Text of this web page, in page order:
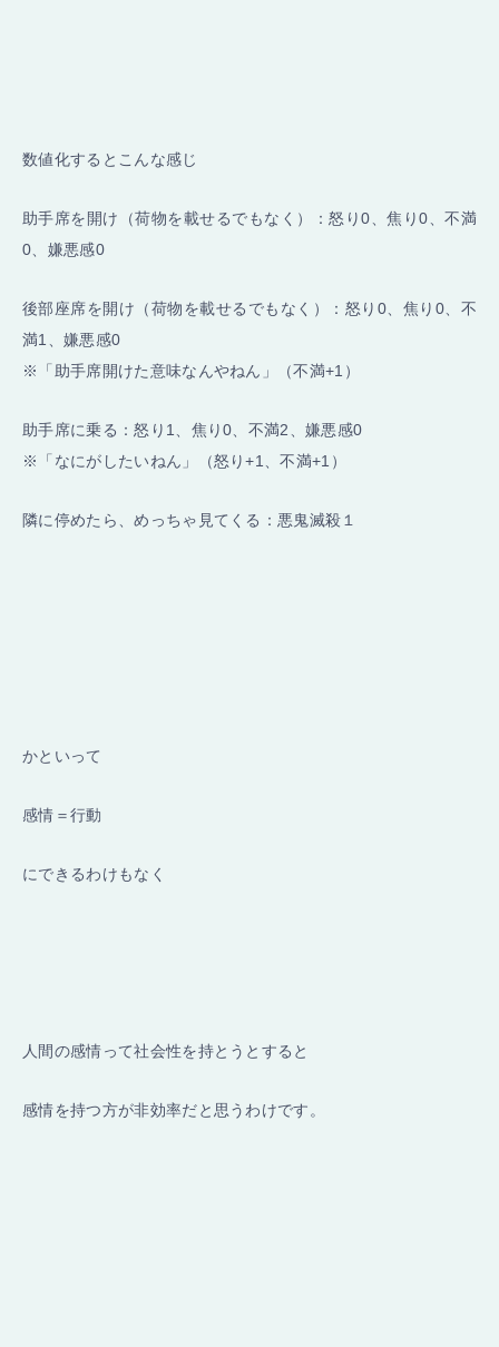
数値化するとこんな感じ
助手席を開け（荷物を載せるでもなく）：怒り0、焦り0、不満
0、嫌悪感0
後部座席を開け（荷物を載せるでもなく）：怒り0、焦り0、不
満1、嫌悪感0
※「助手席開けた意味なんやねん」（不満+1）
助手席に乗る：怒り1、焦り0、不満2、嫌悪感0
※「なにがしたいねん」（怒り+1、不満+1）
隣に停めたら、めっちゃ見てくる：悪鬼滅殺１
かといって
感情＝行動
にできるわけもなく
人間の感情って社会性を持とうとすると
感情を持つ方が非効率だと思うわけです。